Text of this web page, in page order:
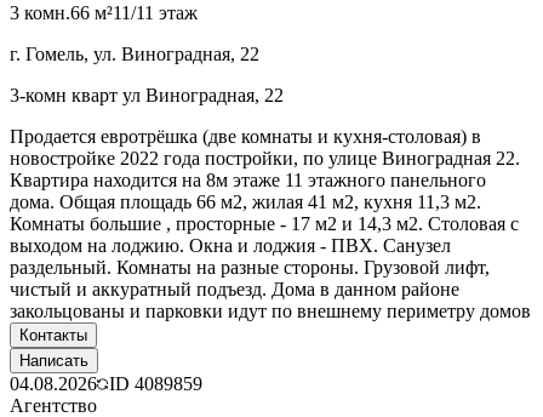
3 комн.66 м²11/11 этаж
г. Гомель, ул. Виноградная, 22
3-комн кварт ул Виноградная, 22
Продается евротрёшка (две комнаты и кухня-столовая) в
новостройке 2022 года постройки, по улице Виноградная 22.
Квартира находится на 8м этаже 11 этажного панельного
дома. Общая площадь 66 м2, жилая 41 м2, кухня 11,3 м2.
Комнаты большие , просторные - 17 м2 и 14,3 м2. Столовая с
выходом на лоджию. Окна и лоджия - ПВХ. Санузел
раздельный. Комнаты на разные стороны. Грузовой лифт,
чистый и аккуратный подъезд. Дома в данном районе
закольцованы и парковки идут по внешнему периметру домов
Контакты
Написать
04.08.2026 ID 4089859
Агентство